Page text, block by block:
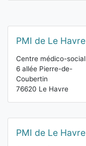
PMI de Le Havre
Centre médico-social
6 allée Pierre-de-
Coubertin
76620 Le Havre
PMI de Le Havre